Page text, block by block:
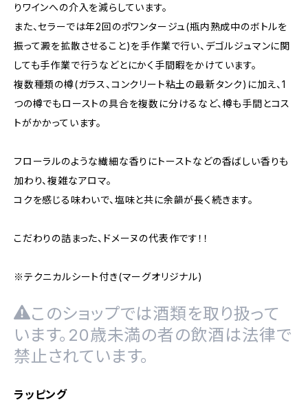
りワインへの介入を減らしています。
また、セラーでは年2回のポワンタージュ(瓶内熟成中のボトルを
振って澱を拡散させること)を手作業で行い、デゴルジュマンに関
しても手作業で行うなどとにかく手間暇をかけています。
複数種類の樽(ガラス、コンクリート粘土の最新タンク)に加え、1
つの樽でもローストの具合を複数に分けるなど、樽も手間とコス
トがかかっています。
フローラルのような繊細な香りにトーストなどの香ばしい香りも
加わり、複雑なアロマ。
コクを感じる味わいで、塩味と共に余韻が長く続きます。
こだわりの詰まった、ドメーヌの代表作です！！
※テクニカルシート付き(マーグオリジナル)
このショップでは酒類を取り扱って
います。20歳未満の者の飲酒は法律で
禁止されています。
ラッピング